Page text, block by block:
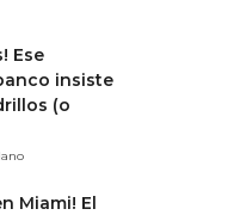
Ese
insiste
(o
Miami! El